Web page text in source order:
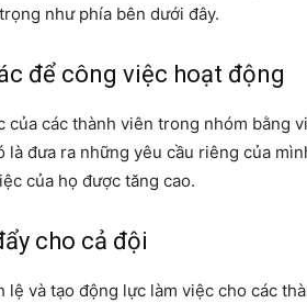
như phía bên dưới đây.
để công việc hoạt động
các thành viên trong nhóm bằng
đưa ra những yêu cầu riêng của
của họ được tăng cao.
cho cả đội
và tạo động lực làm việc cho các